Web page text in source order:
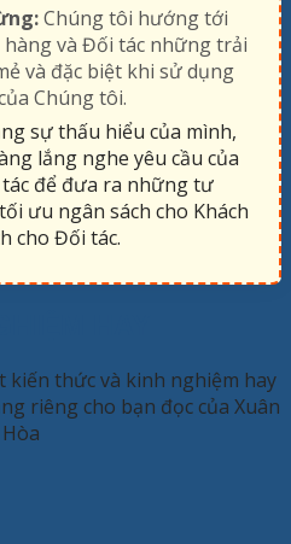
Chúng tôi hướng tới
hàng và Đối tác những trải
và đặc biệt khi sử dụng
Chúng tôi.
sự thấu hiểu của mình,
lắng nghe yêu cầu của
để đưa ra những tư
ưu ngân sách cho Khách
cho Đối tác.
kiến thức và kinh nghiệm hay
riêng cho bạn đọc của Xuân
Hòa